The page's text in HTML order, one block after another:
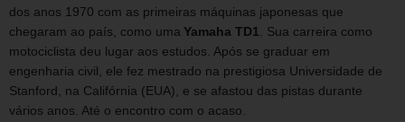
dos anos 1970 com as primeiras máquinas japonesas que
chegaram ao país, como uma Yamaha TD1
. Sua carreira como
motociclista deu lugar aos estudos. Após se graduar em
engenharia civil, ele fez mestrado na prestigiosa Universidade de
Stanford, na Califórnia (EUA), e se afastou das pistas durante
vários anos. Até o encontro com o acaso.